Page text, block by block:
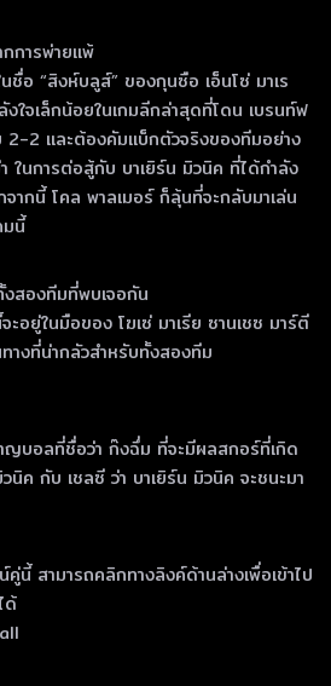
การพ่ายแพ้
ชื่อ “สิงห์บลูส์” ของกุนซือ เอ็นโซ่ มาเร
ใจเล็กน้อยในเกมลีกล่าสุดที่โดน เบรนท์ฟ
2-2 และต้องคัมแบ็กตัวจริงของทีมอย่าง
ในการต่อสู้กับ บาเยิร์น มิวนิค ที่ได้กำลัง
ากนี้ โคล พาลเมอร์ ก็ลุ้นที่จะกลับมาเล่น
มนี้
งสองทีมที่พบเจอกัน
อยู่ในมือของ โฆเซ่ มาเรีย ซานเชซ มาร์ตี
างที่น่ากลัวสำหรับทั้งสองทีม
ญบอลที่ชื่อว่า ก๊งฉึ่ม ที่จะมีผลสกอร์ที่เกิด
นิค กับ เชลซี ว่า บาเยิร์น มิวนิค จะชนะมา
นี้ สามารถคลิกทางลิงค์ด้านล่างเพื่อเข้าไป
ด้